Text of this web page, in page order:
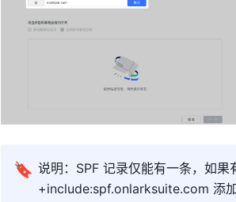
🔖
+include:spf.onlarksuite.com 添